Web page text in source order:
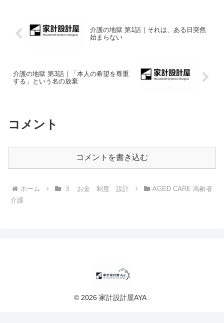
介護の地獄 第1話｜それは、ある日突然
始まらない
介護の地獄 第3話｜「本人の希望を尊重
する」という名の放棄
コメント
コメントを書き込む
ホーム ３ お金 制度 設計
AGED CARE 高齢者
介護
© 2026 家計設計屋AYA .